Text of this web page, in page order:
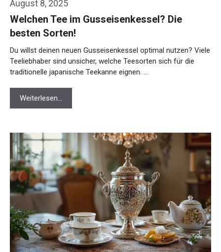
August 8, 2025
Welchen Tee im Gusseisenkessel? Die
besten Sorten!
Du willst deinen neuen Gusseisenkessel optimal nutzen? Viele
Teeliebhaber sind unsicher, welche Teesorten sich für die
traditionelle japanische Teekanne eignen. …
Weiterlesen…